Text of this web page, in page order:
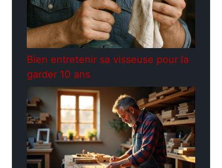
Bien entretenir sa visseuse pour la
garder 10 ans